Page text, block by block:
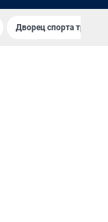
Дворец спорта